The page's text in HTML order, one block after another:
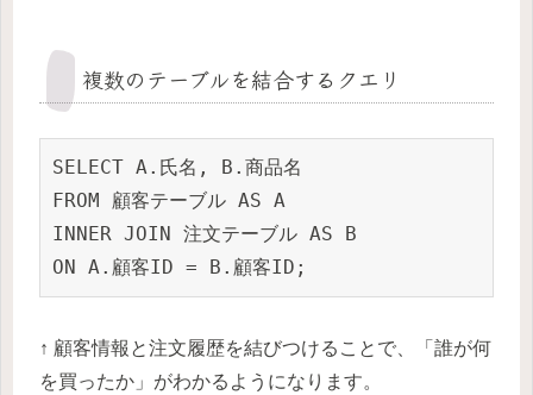
複数のテーブルを結合するクエリ
SELECT A.氏名, B.商品名
FROM 顧客テーブル AS A
INNER JOIN 注文テーブル AS B
ON A.顧客ID = B.顧客ID;
↑ 顧客情報と注文履歴を結びつけることで、「誰が何
を買ったか」がわかるようになります。